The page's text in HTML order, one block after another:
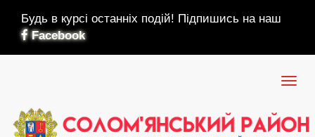
Будь в курсі останніх подій! Підпишись на наш
Facebook